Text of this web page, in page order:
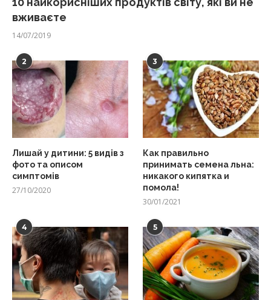
вживаєте
14/07/2019
2
Лишай у дитини: 5 видів з
фото та описом
симптомів
27/10/2020
3
Как правильно
принимать семена льна:
никакого кипятка и
помола!
30/01/2021
4 5